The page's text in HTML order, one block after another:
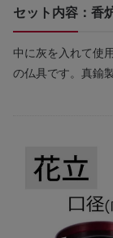
セット内容：香
中に灰を入れて使
の仏具です。真鍮